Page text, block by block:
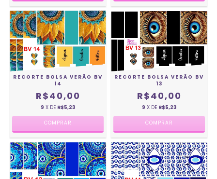
RECORTE BOLSA VERÃO BV
14
R$40,00
9 X DE R$5,23
RECORTE BOLSA VERÃO BV
13
R$40,00
9 X DE R$5,23